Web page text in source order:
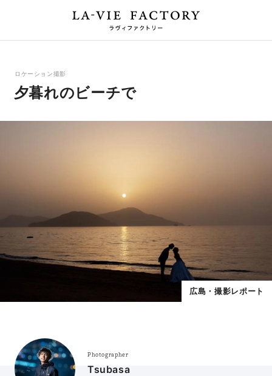
ロケーション撮影
夕暮れのビーチで
広島・撮影レポート
Photographer
Tsubasa